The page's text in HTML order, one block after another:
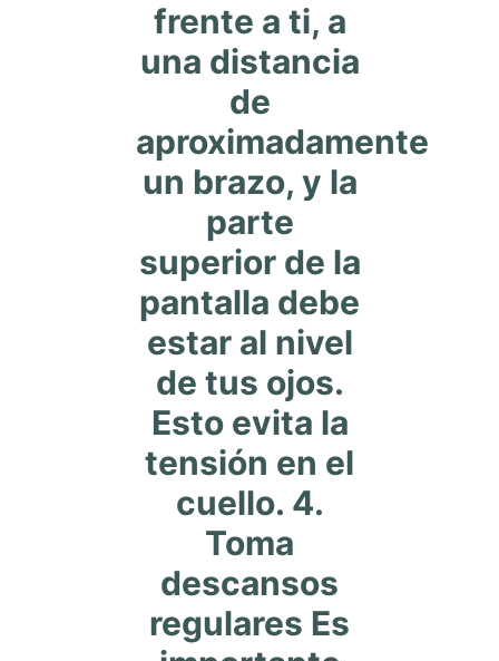
frente a ti, a
una distancia
de
aproximadamente
un brazo, y la
parte
superior de la
pantalla debe
estar al nivel
de tus ojos.
Esto evita la
tensión en el
cuello. 4.
Toma
descansos
regulares Es